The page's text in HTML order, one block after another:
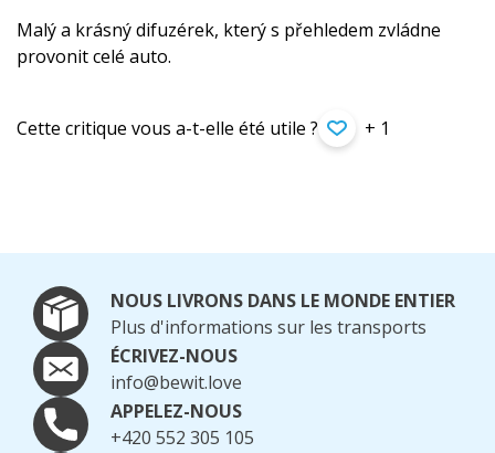
Malý a krásný difuzérek, který s přehledem zvládne
provonit celé auto.
Cette critique vous a-t-elle été utile ? + 1
NOUS LIVRONS DANS LE MONDE ENTIER
Plus d'informations sur les transports
ÉCRIVEZ-NOUS
info@bewit.love
APPELEZ-NOUS
+420 552 305 105